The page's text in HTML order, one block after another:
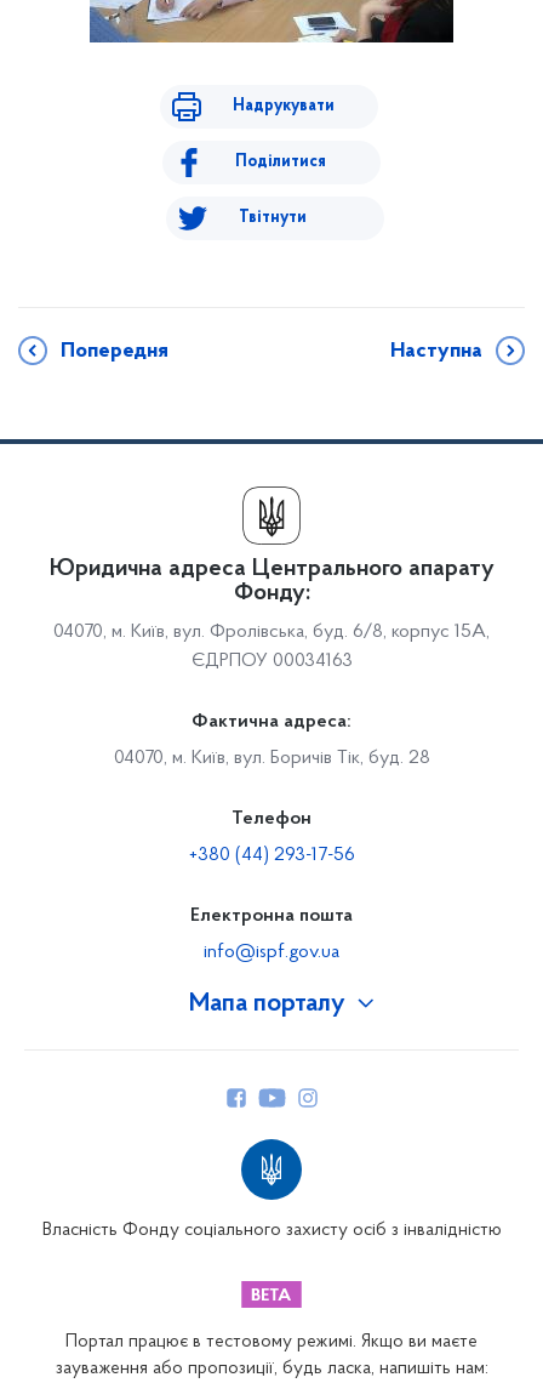
Надрукувати
Поділитися
Твітнути
Попередня Наступна
Мапа порталу
Закарпатське відділення
Юридична адреса Центрального апарату
Фонду:
04070, м. Київ, вул. Фролівська, буд. 6/8, корпус 15А,
ЄДРПОУ 00034163
Фактична адреса:
04070, м. Київ, вул. Боричів Тік, буд. 28
Телефон
+380 (44) 293-17-56
Електронна пошта
info@ispf.gov.ua
Власність Фонду соціального захисту осіб з інвалідністю
Портал працює в тестовому режимі. Якщо ви маєте
зауваження або пропозиції, будь ласка, напишіть нам: